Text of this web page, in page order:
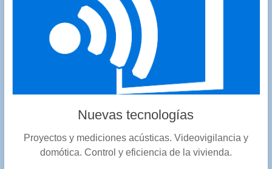
Nuevas tecnologías
Proyectos y mediciones acústicas. Videovigilancia y
domótica. Control y eficiencia de la vivienda.